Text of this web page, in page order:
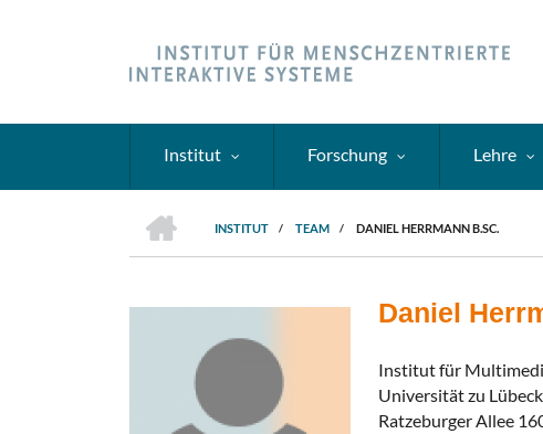
Institut Forschung Lehre
PFADNAVIGATION
INSTITUT
/ TEAM / DANIEL HERRMANN B.SC.
Daniel
Institut für
Universität zu Lübeck
Ratzeburger Allee